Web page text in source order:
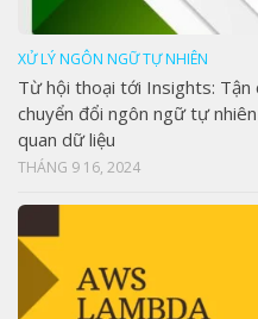
XỬ LÝ NGÔN NGỮ TỰ NHIÊN
Từ hội thoại tới Insights: Tận
chuyển đổi ngôn ngữ tự
quan dữ liệu
THÁNG 9 16, 2024